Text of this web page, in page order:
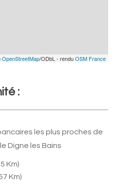
OpenStreetMap/ODbL - renduOSM France
:
les plus proches de
Digne les Bains
Km)
Km)